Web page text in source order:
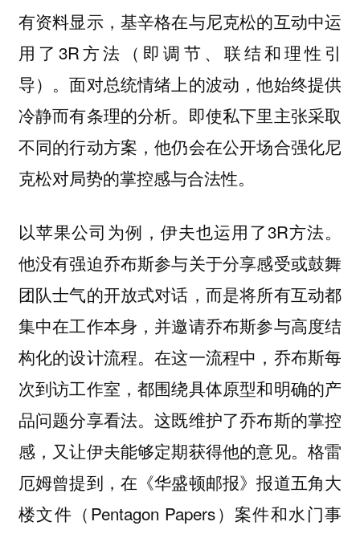
有资料显示，基辛格在与尼克松的互动中运
用了3R方法（即调节、联结和理性引
导）。面对总统情绪上的波动，他始终提供
冷静而有条理的分析。即使私下里主张采取
不同的行动方案，他仍会在公开场合强化尼
克松对局势的掌控感与合法性。
以苹果公司为例，伊夫也运用了3R方法。
他没有强迫乔布斯参与关于分享感受或鼓舞
团队士气的开放式对话，而是将所有互动都
集中在工作本身，并邀请乔布斯参与高度结
构化的设计流程。在这一流程中，乔布斯每
次到访工作室，都围绕具体原型和明确的产
品问题分享看法。这既维护了乔布斯的掌控
感，又让伊夫能够定期获得他的意见。格雷
厄姆曾提到，在《华盛顿邮报》报道五角大
楼文件（Pentagon Papers）案件和水门事